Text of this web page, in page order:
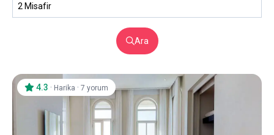
2 Misafir
Ara
4.3 · Harika · 7 yorum